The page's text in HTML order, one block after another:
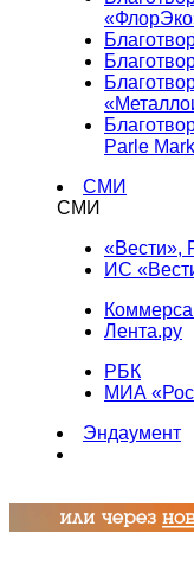
Parle
СМИ
СМИ
«Вести»,
ИС
Лента.ру
РБК
МИА
Эндаумент